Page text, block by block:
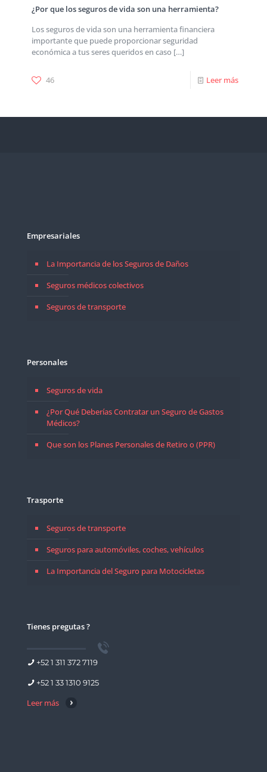
¿Por que los seguros de vida son una herramienta?
Los seguros de vida son una herramienta financiera
importante que puede proporcionar seguridad
económica a tus seres queridos en caso […]
46 Leer más
Empresariales
La Importancia de los Seguros de Daños
Seguros médicos colectivos
Seguros de transporte
Personales
Seguros de vida
¿Por Qué Deberías Contratar un Seguro de Gastos
Médicos?
Que son los Planes Personales de Retiro o (PPR)
Trasporte
Seguros de transporte
Seguros para automóviles, coches, vehículos
La Importancia del Seguro para Motocicletas
Tienes pregutas ?
+52 1 311 372 7119
+52 1 33 1310 9125
Leer más